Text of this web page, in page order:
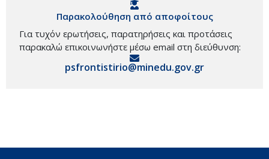
Παρακολούθηση από αποφοίτους
Για τυχόν ερωτήσεις, παρατηρήσεις και προτάσεις
παρακαλώ επικοινωνήστε μέσω email στη διεύθυνση:
psfrontistirio@minedu.gov.gr